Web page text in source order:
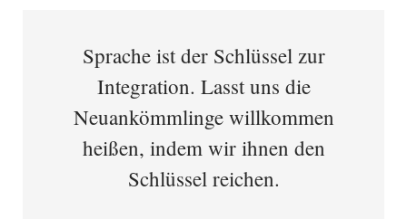
Sprache ist der Schlüssel zur
Integration. Lasst uns die
Neuankömmlinge willkommen
heißen, indem wir ihnen den
Schlüssel reichen.